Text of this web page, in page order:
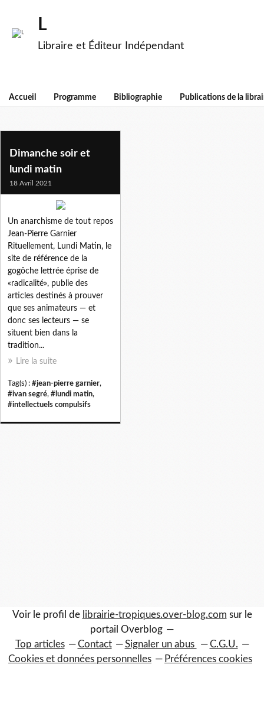
L
Libraire et Éditeur Indépendant
Accueil Programme Bibliographie Publications de la
lundi matin
Dimanche soir et
lundi matin
18 Avril 2021
Un anarchisme de tout repos
Jean-Pierre Garnier
Rituellement, Lundi Matin, le
site de référence de la
gogôche lettrée éprise de
«radicalité», publie des
articles destinés à prouver
que ses animateurs — et
donc ses lecteurs — se
situent bien dans la
tradition...
Lire la suite
Tag(s) : #jean-pierre garnier,
#ivan segré, #lundi matin,
#intellectuels compulsifs
Voir le profil de librairie-tropiques.over-blog.com sur le
portail Overblog
Top articles
Contact Signaler un abus
C.G.U.
Cookies et données personnelles
Préférences cookies